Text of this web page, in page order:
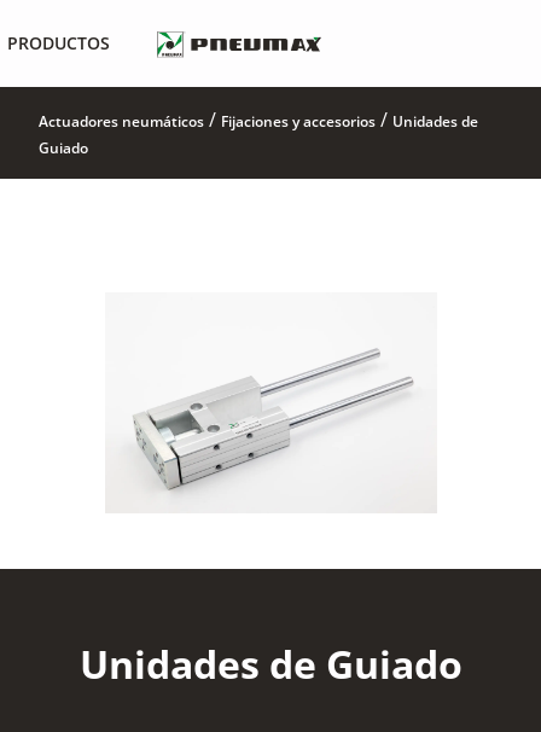
PRODUCTOS
Actuadores neumáticos / Fijaciones y accesorios / Unidades de
Guiado
Unidades de Guiado